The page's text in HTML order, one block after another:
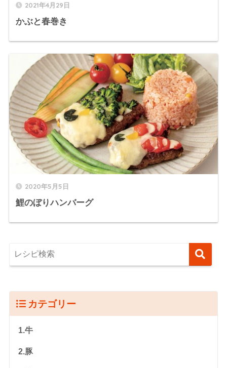
2021年4月29日
かぶと春巻き
2020年5月5日
鯉のぼりハンバーグ
カテゴリー
1.牛
2.豚